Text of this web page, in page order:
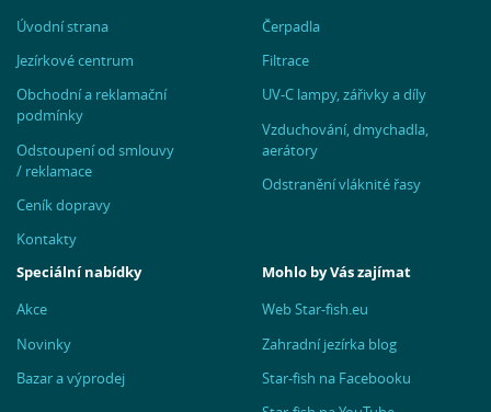
Úvodní strana
Jezírkové centrum
Obchodní a reklamační
podmínky
Odstoupení od smlouvy
/ reklamace
Ceník dopravy
Kontakty
Čerpadla
Filtrace
UV-C lampy, zářivky a díly
Vzduchování, dmychadla,
aerátory
Odstranění vláknité řasy
Speciální nabídky
Akce
Novinky
Bazar a výprodej
Mohlo by Vás zajímat
Web Star-fish.eu
Zahradní jezírka blog
Star-fish na Facebooku